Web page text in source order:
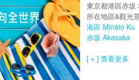
東京都港區赤
所在地區&觀光
港區 Minato Ku
赤坂 Akasaka
[ + ] 查看更多